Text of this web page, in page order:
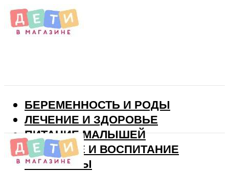
БЕРЕМЕННОСТЬ И РОДЫ
ЛЕЧЕНИЕ И ЗДОРОВЬЕ
ПИТАНИЕ МАЛЫШЕЙ
РАЗВИТИЕ И ВОСПИТАНИЕ
ВИТАМИНЫ